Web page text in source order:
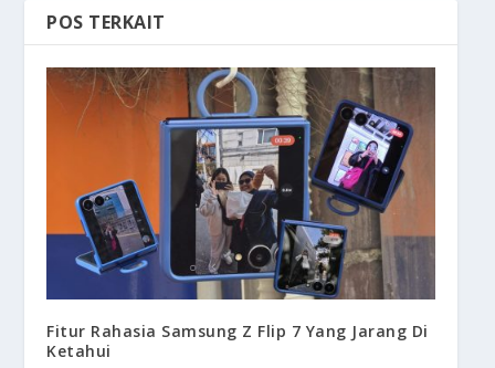
POS TERKAIT
Fitur Rahasia Samsung Z Flip 7 Yang Jarang Di
Ketahui